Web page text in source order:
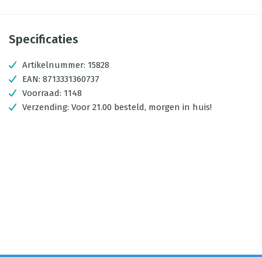
Specificaties
Artikelnummer: 15828
EAN: 8713331360737
Voorraad: 1148
Verzending: Voor 21.00 besteld, morgen in huis!